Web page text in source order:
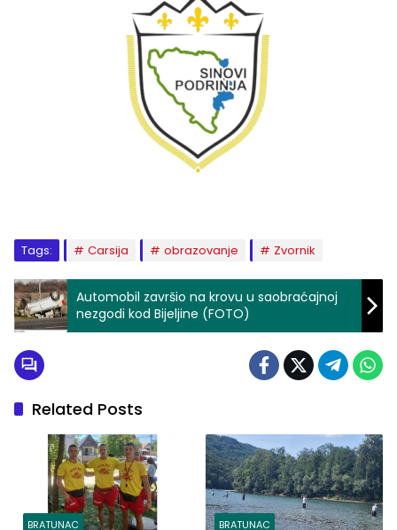
Tags: Carsija obrazovanje Zvornik
Automobil završio na krovu u saobraćajnoj
nezgodi kod Bijeljine (FOTO)
Related Posts
BRATUNAC BRATUNAC